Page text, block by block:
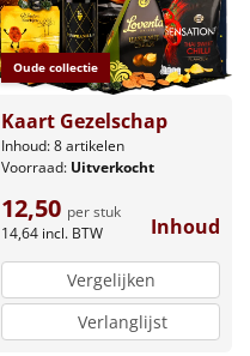
Oude collectie
Kaart Gezelschap
Inhoud: 8 artikelen
Voorraad: Uitverkocht
12,50 per stuk
14,64 incl. BTW Inhoud
Vergelijken
Verlanglijst